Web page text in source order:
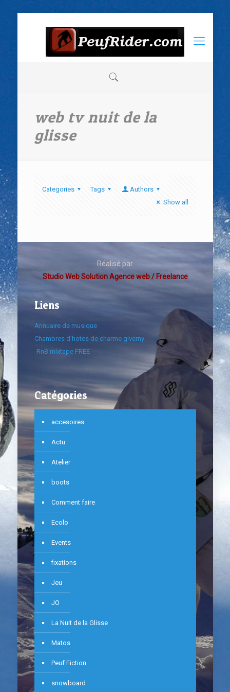
web tv nuit de la
glisse
Categories Tags
Authors
Show all
Réalisé par
Studio Web Solution Agence web / Freelance
Liens
Annuaire de musique
Chambres d'hotes de charme giverny
RnB mixtape FREE
Catégories
accesoires
Actu
Atelier
boots
Comment faire
Ecolo
Events
fixations
Jeu
JO
La Nuit de la Glisse
Matos
Peuf Fiction
snowboard